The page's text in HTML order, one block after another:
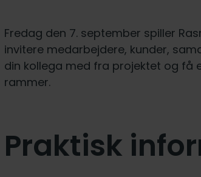
Fredag den 7. september spiller
invitere medarbejdere, kunder,
din kollega med fra projektet og få
rammer.
Praktisk